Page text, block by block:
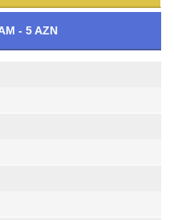
- 5 AZN